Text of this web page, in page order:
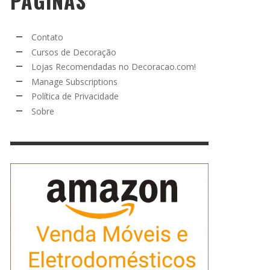
Contato
Cursos de Decoração
Lojas Recomendadas no Decoracao.com!
Manage Subscriptions
Política de Privacidade
Sobre